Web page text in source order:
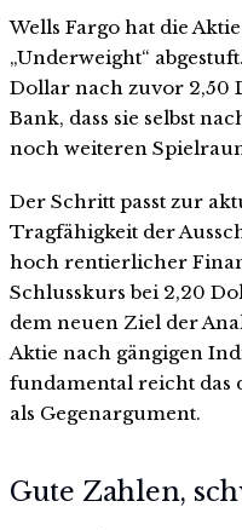
Wells Fargo hat die
„Underweight“
Dollar nach zuvor 2,50
Bank, dass sie selbst
noch weiteren
Der Schritt passt zur
Tragfähigkeit der
hoch rentierlicher
Schlusskurs bei 2,20
dem neuen Ziel der
Aktie nach gängigen
fundamental reicht das
als Gegenargument.
Gute Zahlen,